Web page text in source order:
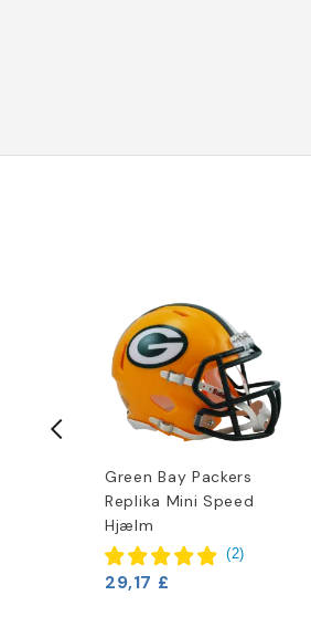
Green Bay Packers
Replika Mini Speed
Hjælm
(2)
29,17 £